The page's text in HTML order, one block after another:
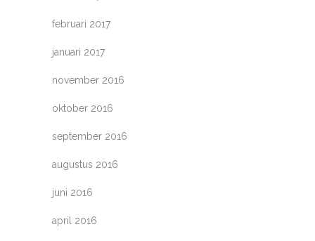
februari 2017
januari 2017
november 2016
oktober 2016
september 2016
augustus 2016
juni 2016
april 2016